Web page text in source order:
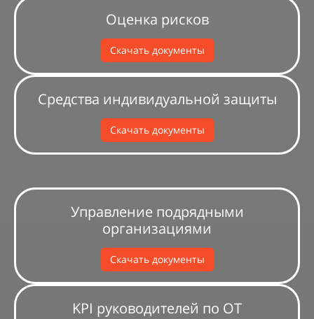
Оценка рисков
Скачать документы
Средства индивидуальной защиты
Скачать документы
Управление подрядными
организациями
Скачать документы
KPI руководителей по ОТ